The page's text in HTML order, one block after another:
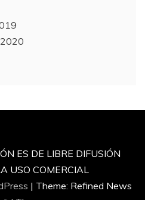
ES DE LIBRE DIFUSIÓN
USO COMERCIAL
| Theme: Refined News